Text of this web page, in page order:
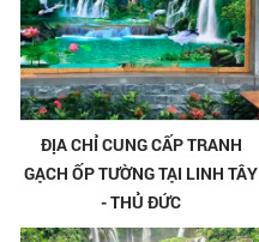
ĐỊA CHỈ CUNG CẤP TRANH
GẠCH ỐP TƯỜNG TẠI LINH TÂY
- THỦ ĐỨC